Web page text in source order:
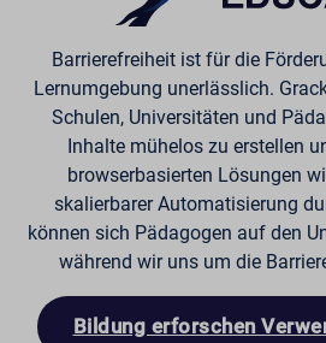
Barrierefreiheit ist für die
Lernumgebung unerlässlich.
Schulen, Universitäten und
Inhalte mühelos zu erstellen
browserbasierten Lösungen
skalierbarer Automatisierung
können sich Pädagogen auf den
während wir uns um die
Bildung erforschen